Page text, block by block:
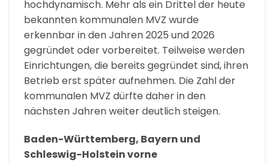
hochdynamisch. Mehr als ein Drittel der heute
bekannten kommunalen MVZ wurde
erkennbar in den Jahren 2025 und 2026
gegründet oder vorbereitet. Teilweise werden
Einrichtungen, die bereits gegründet sind, ihren
Betrieb erst später aufnehmen. Die Zahl der
kommunalen MVZ dürfte daher in den
nächsten Jahren weiter deutlich steigen.
Baden-Württemberg, Bayern und
Schleswig-Holstein vorne